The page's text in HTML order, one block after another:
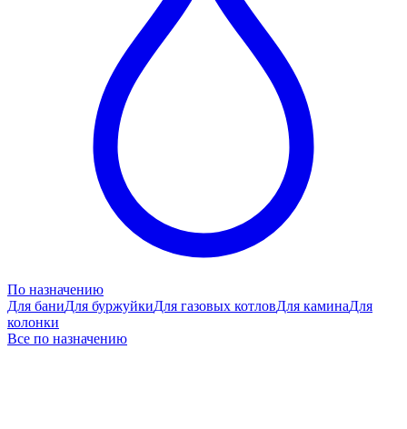
По назначению
Для баниДля буржуйкиДля газовых котловДля каминаДля
колонки
Все по назначению